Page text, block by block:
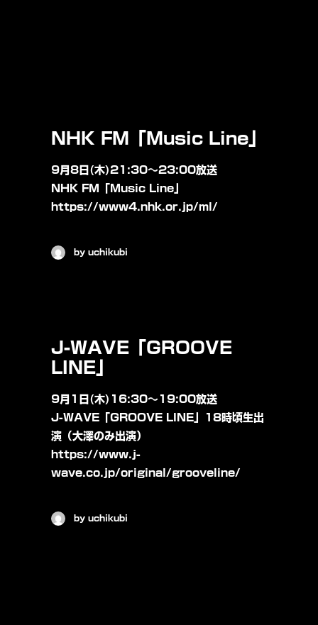
NHK FM「Music Line」
9月8日(木)21:30〜23:00放送
NHK FM「Music Line」
https://www4.nhk.or.jp/ml/
by uchikubi
J-WAVE「GROOVE
LINE」
9月1日(木)16:30〜19:00放送
J-WAVE「GROOVE LINE」18時頃生出
演（大澤のみ出演）
https://www.j-
wave.co.jp/original/grooveline/
by uchikubi